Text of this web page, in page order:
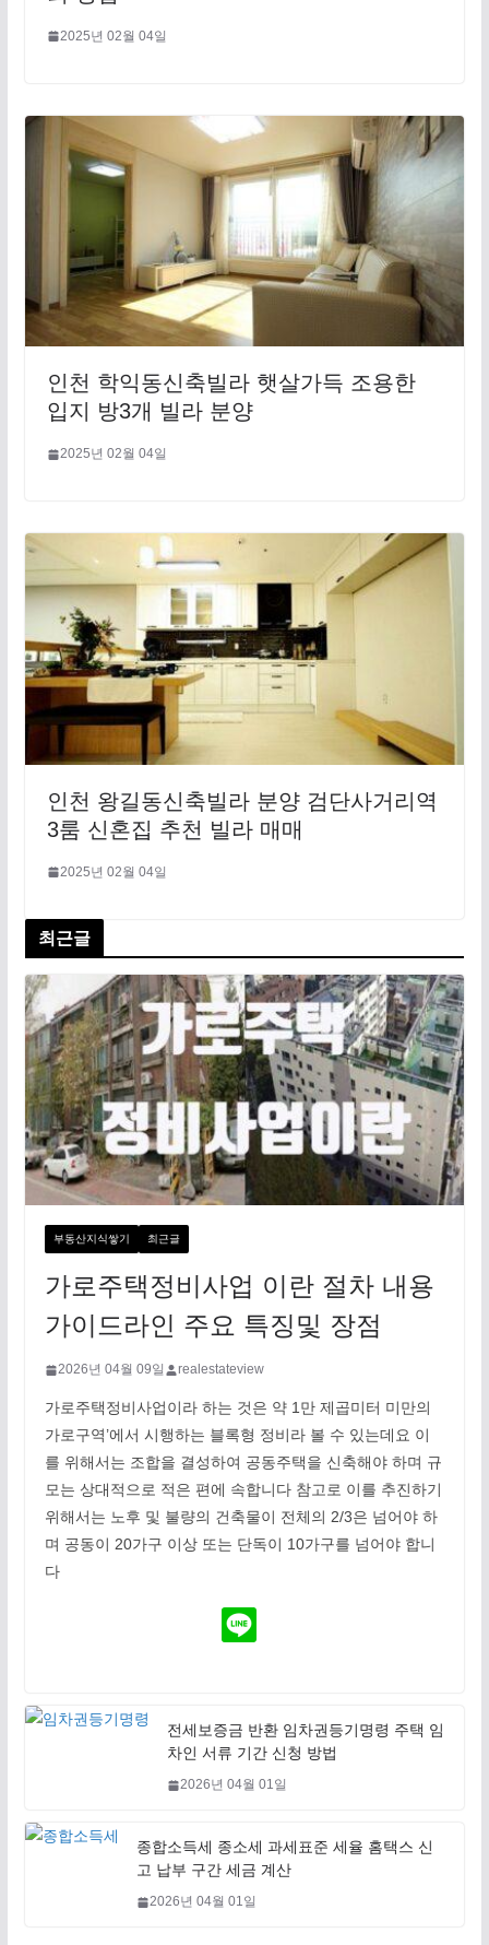
2025년 02월 04일
인천 학익동신축빌라 햇살가득 조용한
입지 방3개 빌라 분양
2025년 02월 04일
인천 왕길동신축빌라 분양 검단사거리역
3룸 신혼집 추천 빌라 매매
2025년 02월 04일
최근글
부동산지식쌓기 최근글
가로주택정비사업 이란 절차 내용
가이드라인 주요 특징및 장점
2026년 04월 09일 realestateview
가로주택정비사업이라 하는 것은 약 1만 제곱미터 미만의
가로구역’에서 시행하는 블록형 정비라 볼 수 있는데요 이
를 위해서는 조합을 결성하여 공동주택을 신축해야 하며 규
모는 상대적으로 적은 편에 속합니다 참고로 이를 추진하기
위해서는 노후 및 불량의 건축물이 전체의 2/3은 넘어야 하
며 공동이 20가구 이상 또는 단독이 10가구를 넘어야 합니
다
전세보증금 반환 임차권등기명령 주택 임
차인 서류 기간 신청 방법
2026년 04월 01일
종합소득세 종소세 과세표준 세율 홈택스 신
고 납부 구간 세금 계산
2026년 04월 01일